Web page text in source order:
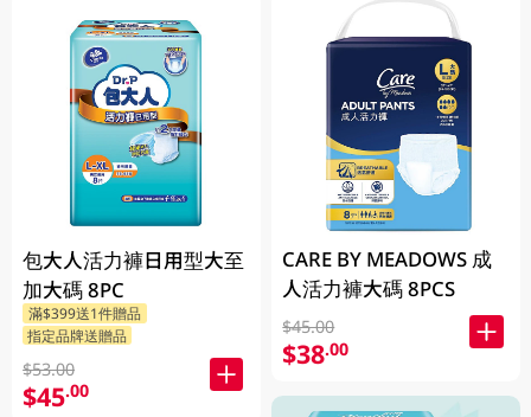
包大人活力褲日用型大至
加大碼 8PC
滿$399送1件贈品
指定品牌送贈品
$53.00
$45.00
CARE BY MEADOWS 成
人活力褲大碼 8PCS
$45.00
$38.00